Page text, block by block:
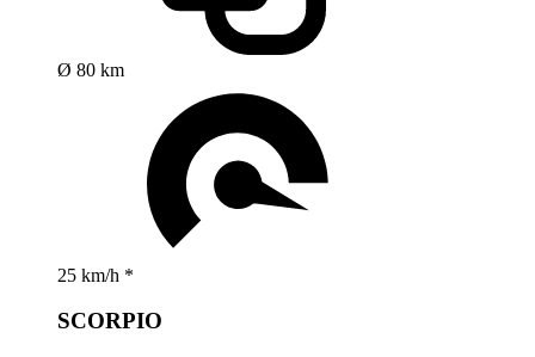
Ø 80 km
25 km/h *
SCORPIO